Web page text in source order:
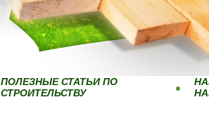
ПОЛЕЗНЫЕ СТАТЬИ ПО
СТРОИТЕЛЬСТВУ